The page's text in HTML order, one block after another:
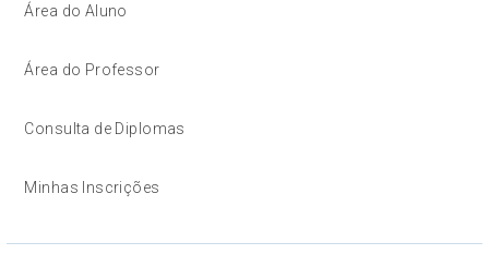
Área do Aluno
Área do Professor
Consulta de Diplomas
Minhas Inscrições